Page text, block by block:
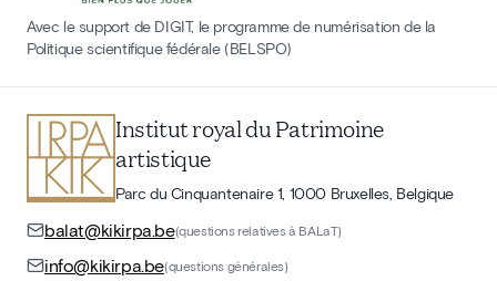
Avec le support de DIGIT, le programme de numérisation de la
Politique scientifique fédérale (BELSPO)
Institut royal du Patrimoine
artistique
Parc du Cinquantenaire 1, 1000 Bruxelles, Belgique
balat@kikirpa.be(questions relatives à BALaT)
info@kikirpa.be(questions générales)